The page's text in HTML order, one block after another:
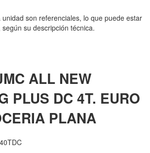
son referenciales, lo que puede estar
su descripción técnica.
ALL NEW
PLUS DC 4T. EURO
PLANA